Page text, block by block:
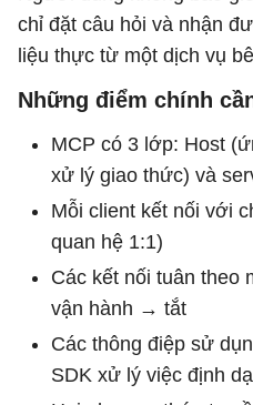
chỉ đặt câu hỏi và nhận
liệu thực từ một dịch vụ
Những điểm chính
MCP có 3 lớp: Host
xử lý giao thức) và
Mỗi client kết nối với
quan hệ 1:1)
Các kết nối tuân
vận hành → tắt
Các thông điệp sử
SDK xử lý việc định